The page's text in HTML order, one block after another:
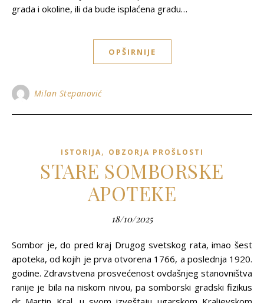
grada i okoline, ili da bude isplaćena gradu…
OPŠIRNIJE
Milan Stepanović
ISTORIJA, OBZORJA PROŠLOSTI
STARE SOMBORSKE
APOTEKE
18/10/2025
Sombor je, do pred kraj Drugog svetskog rata, imao šest
apoteka, od kojih je prva otvorena 1766, a poslednja 1920.
godine. Zdravstvena prosvećenost ovdašnjeg stanovništva
ranije je bila na niskom nivou, pa somborski gradski fizikus